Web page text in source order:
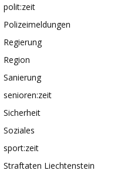
polit:zeit
Polizeimeldungen
Regierung
Region
Sanierung
senioren:zeit
Sicherheit
Soziales
sport:zeit
Straftaten Liechtenstein